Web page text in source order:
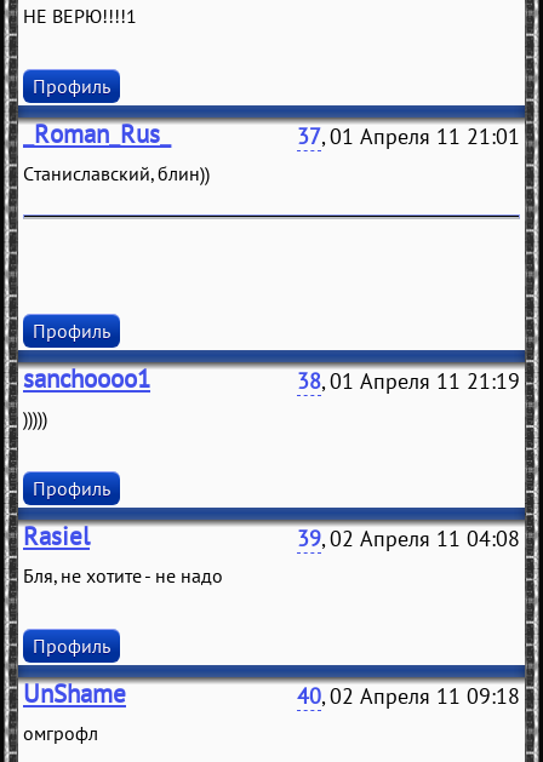
НЕ ВЕРЮ!!!!1
Профиль
_Roman_Rus_ 37, 01 Апреля 11 21:01
Станиславский, блин))
Профиль
sanchoooo1 38, 01 Апреля 11 21:19
)))))
Профиль
Rasiel 39, 02 Апреля 11 04:08
Бля, не хотите - не надо
Профиль
UnShame 40, 02 Апреля 11 09:18
омгрофл